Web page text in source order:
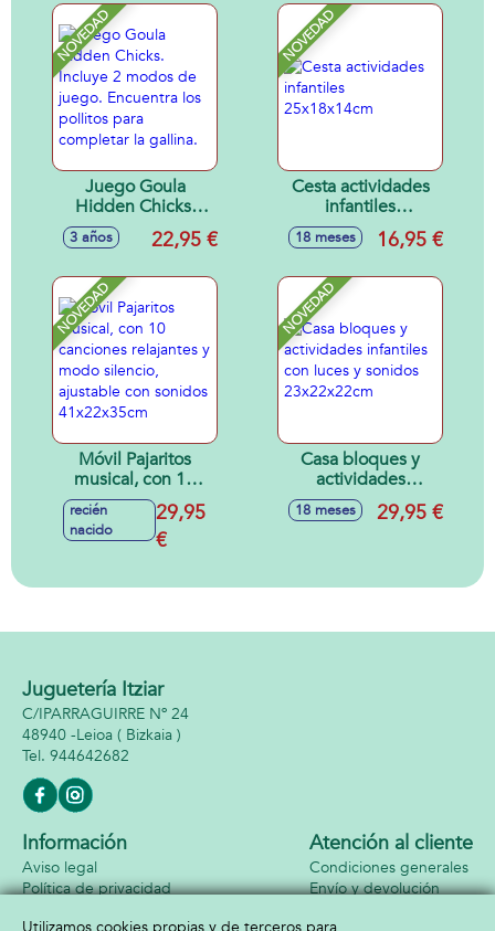
reversible.
NOVEDAD
Juego Goula
Hidden Chicks.
Incluye 2 modos de
juego. Encuentra
completar la
gallina.
3 años 22,95 €
NOVEDAD
Cesta actividades
infantiles
25x18x14cm
18 meses 16,95 €
NOVEDAD
Móvil Pajaritos
musical, con 10
canciones
relajantes y modo
silencio, ajustable
recién
nacido
29,95
€
NOVEDAD
Casa bloques y
actividades
infantiles con luces
y sonidos
18 meses 29,95 €
Juguetería Itziar
C/IPARRAGUIRRE Nº 24
48940 -Leioa ( Bizkaia )
944642682
Información
Aviso legal
Política de privacidad
Atención al cliente
Condiciones generales
Envío y devolución